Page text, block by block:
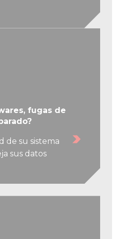
fugas de
de su sistema
sus datos